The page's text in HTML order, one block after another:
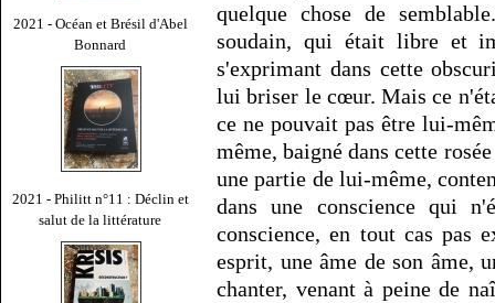
2021 - Océan et Brésil d'Abel
Bonnard
2021 - Philitt n°11 : Déclin et
salut de la littérature
quelque chose de
soudain, qui était libre et
s'exprimant dans cette
lui briser le cœur. Mais ce
ce ne pouvait pas être lui-
même, baigné dans cette
une partie de lui-même,
dans une conscience qui
conscience, en tout cas pas
esprit, une âme de son âme,
chanter, venant à peine de